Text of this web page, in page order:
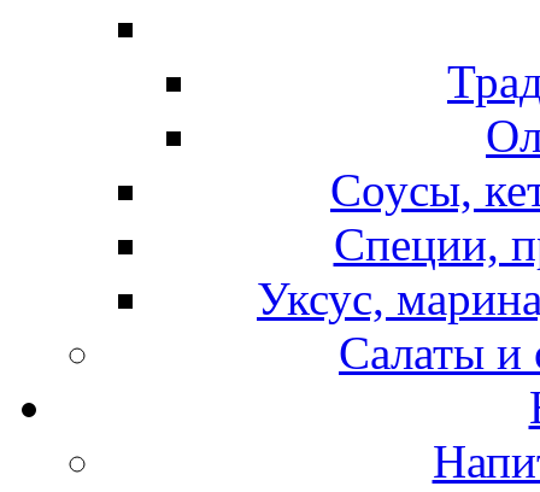
Соусы,
Специи,
Уксус,
Салаты и